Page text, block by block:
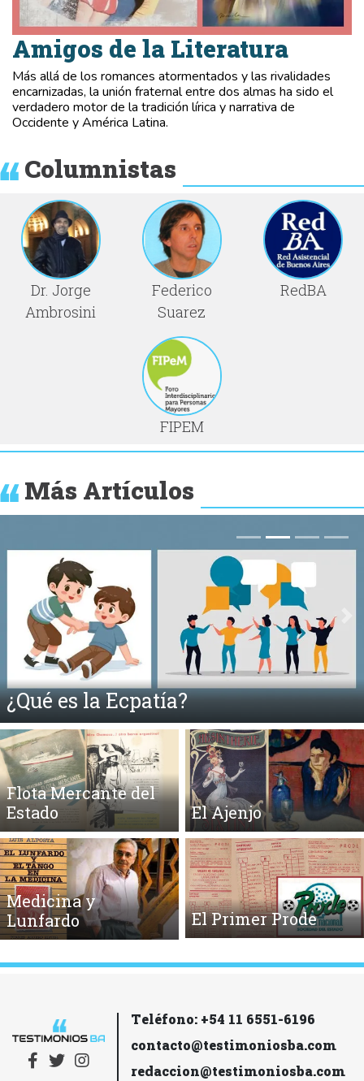
Amigos de la Literatura
Más allá de los romances atormentados y las rivalidades
encarnizadas, la unión fraternal entre dos almas ha sido el
verdadero motor de la tradición lírica y narrativa de
Occidente y América Latina.
Columnistas
Dr. Jorge
Ambrosini
Federico
Suarez
RedBA
FIPEM
Más Artículos
¿Qué es la Ecpatía?
Anterior
Flota Mercante del
Estado
El Ajenjo
Medicina y
Lunfardo
El Primer Prode
Teléfono: +54 11 6551-6196
contacto@testimoniosba.com
redaccion@testimoniosba.com